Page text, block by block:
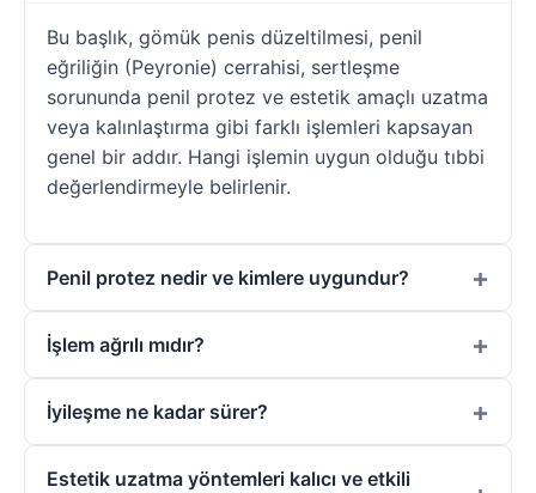
Bu başlık, gömük penis düzeltilmesi, penil
eğriliğin (Peyronie) cerrahisi, sertleşme
sorununda penil protez ve estetik amaçlı uzatma
veya kalınlaştırma gibi farklı işlemleri kapsayan
genel bir addır. Hangi işlemin uygun olduğu tıbbi
değerlendirmeyle belirlenir.
Penil protez nedir ve kimlere uygundur?
İşlem ağrılı mıdır?
İyileşme ne kadar sürer?
Estetik uzatma yöntemleri kalıcı ve etkili